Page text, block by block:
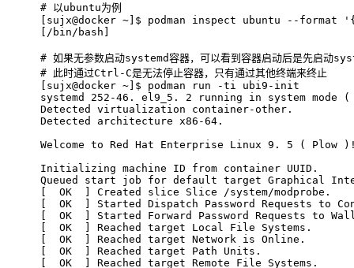
#
以ubuntu为例
[sujx@docker ~]$ podman inspect ubuntu --
[/bin/bash]
# 如果无参数启动systemd容器，可以看到容器启动后是先启动
# 此时通过Ctrl-C是无法停止容器，只有通过其他终端来终止
[sujx@docker ~]$ podman run -ti ubi9-init
systemd 252-46. el9_5. 2 running in system mode ( +PAM
Detected virtualization container-other.
Detected architecture x86-64.
Welcome to Red Hat Enterprise Linux 9. 5 ( Plow
Initializing machine ID from container UUID.
Queued start job for default target Graphical
[  OK  ] Created slice Slice /system/modprobe.
[  OK  ] Started Dispatch Password Requests to
[  OK  ] Started Forward Password Requests to
[  OK  ] Reached target Local File Systems.
[  OK  ] Reached target Network is Online.
[  OK  ] Reached target Path Units.
[  OK  ] Reached target Remote File Systems.